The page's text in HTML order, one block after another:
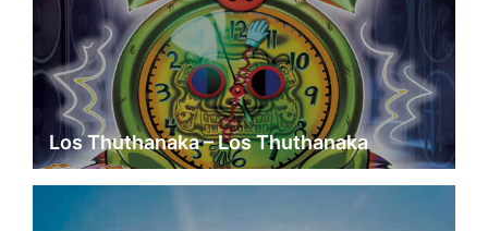
Los Thuthanaka – Los Thuthanaka